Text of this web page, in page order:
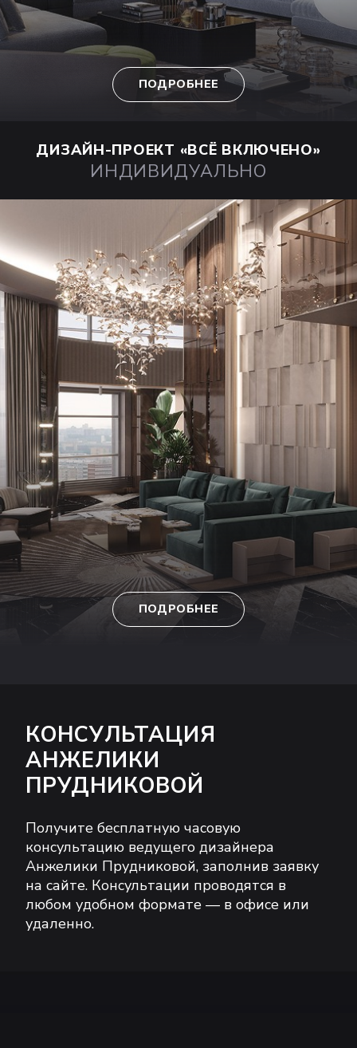
ПОДРОБНЕЕ
ДИЗАЙН-ПРОЕКТ «ВСЁ ВКЛЮЧЕНО»
ИНДИВИДУАЛЬНО
ПОДРОБНЕЕ
КОНСУЛЬТАЦИЯ
АНЖЕЛИКИ
ПРУДНИКОВОЙ
Получите бесплатную часовую
консультацию ведущего дизайнера
Анжелики Прудниковой, заполнив заявку
на сайте. Консультации проводятся в
любом удобном формате — в офисе или
удаленно.